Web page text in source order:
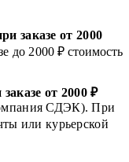
заказе от 2000
до 2000 ₽ стоимость
от 2000 ₽
СДЭК). При
или курьерской